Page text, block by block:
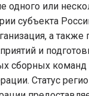
одного или
субъекта
а
и
сборных команд
Статус